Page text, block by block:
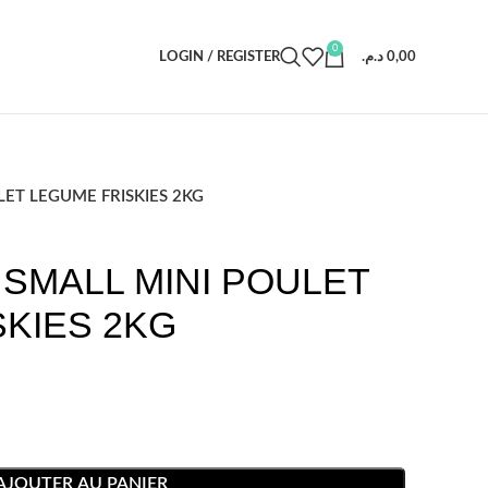
LOGIN / REGISTER
0
0,00 د.م.
LEGUME FRISKIES 2KG
MINI POULET
2KG
AU PANIER